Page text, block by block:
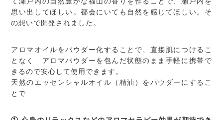
思い出してほしい。都会にいても自然を感じてほしい。そ
の想いで開発されました。
アロマオイルをパウダー化することで、直接肌につけるこ
となく アロマパウダーを包んだ状態のまま手軽に携帯で
きるので安心して使用できます。
天然のエッセンシャルオイル（精油）をパウダーにするこ
とで